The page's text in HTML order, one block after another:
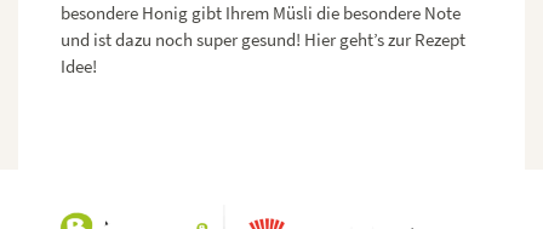
besondere Honig gibt Ihrem Müsli die besondere Note
und ist dazu noch super gesund! Hier geht’s zur Rezept
Idee!